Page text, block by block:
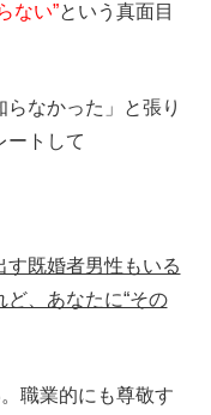
ない”という真面目
らなかった」と張り
ートして
既婚者男性もいる
、あなたに“その
職業的にも尊敬す